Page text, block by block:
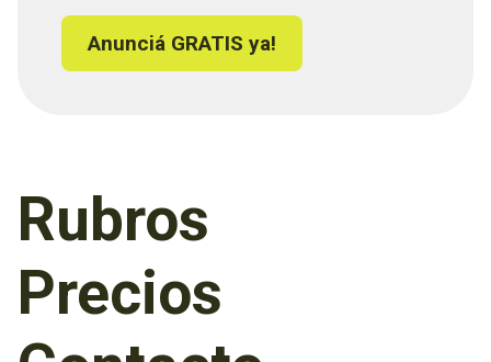
Anunciá GRATIS ya!
Rubros
Precios